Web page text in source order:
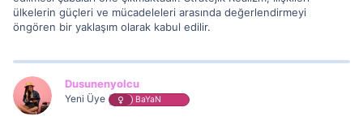
ülkelerin güçleri ve mücadeleleri arasında değerlendirmeyi
öngören bir yaklaşım olarak kabul edilir.
Dusunenyolcu
Yeni Üye BaYaN